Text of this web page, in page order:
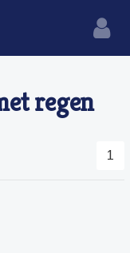
regen
1